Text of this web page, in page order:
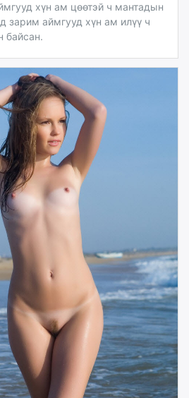
хүн ам цөөтэй ч мантадын
зарим аймгууд хүн ам илүү ч
байсан.